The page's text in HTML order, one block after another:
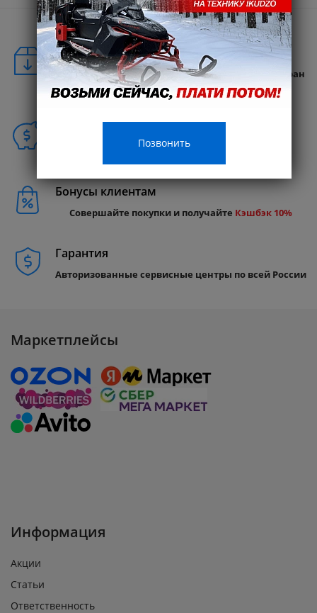
Удобная доставка
Бесплатная доставка в любую точку России и стран
СНГ
Способы покупки
Бонусы клиентам
Совершайте покупки и получайте Кэшбэк 10%
Гарантия
Авторизованные сервисные центры по всей России
Маркетплейсы
Информация
Акции
Статьи
Ответственность
Позвонить